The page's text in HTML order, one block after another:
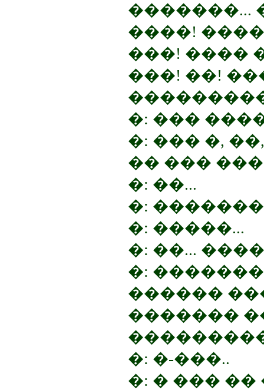
�������...
����!
���! ����
���! ��!
�: ���
�: ��� �,
�� ���
�: ��...
�:
�: �����...
�: ��...
�:
������
�������
�: �-���..
�: � ���